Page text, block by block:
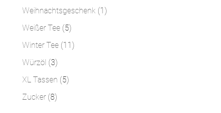
Produkte
Weihnachtsgeschenk 1 1
Weißer Tee 55
Produkte
Winter Tee 11 11
Würzöl 33
Produkte
XL Tassen 55
Zucker 88